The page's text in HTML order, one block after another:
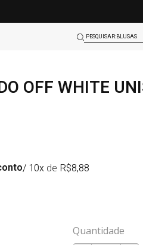
PESQUISAR:BLUSAS
TOPS
OFF WHITE
/ 10x de R$8,88